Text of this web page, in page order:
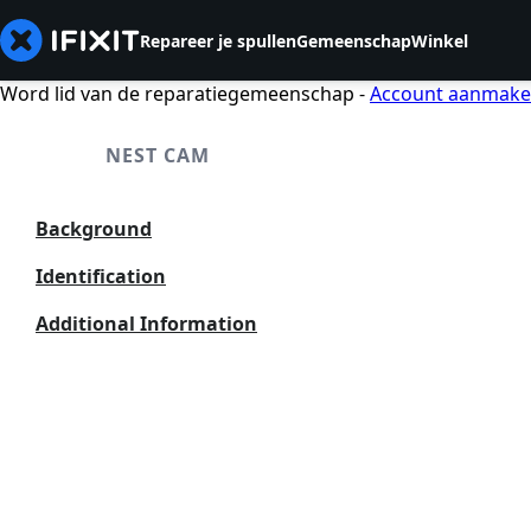
Repareer je spullenGemeenschapWinkel
Word lid van de reparatiegemeenschap -Account
NEST CAM
Background
Identification
Additional Information